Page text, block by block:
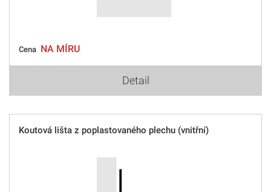
Cena NA MÍRU
Detail
Koutová lišta z poplastovaného plechu (vnitřní)